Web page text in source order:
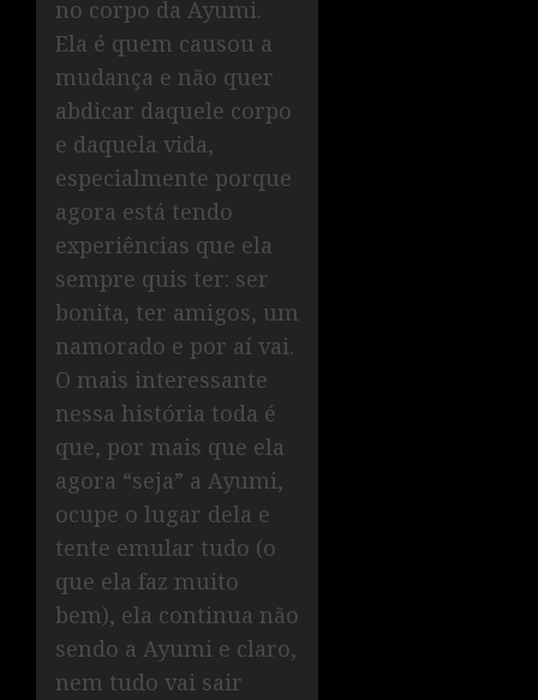
no corpo da Ayumi.
Ela é quem causou a
mudança e não quer
abdicar daquele corpo
e daquela vida,
especialmente porque
agora está tendo
experiências que ela
sempre quis ter: ser
bonita, ter amigos, um
namorado e por aí vai.
O mais interessante
nessa história toda é
que, por mais que ela
agora “seja” a Ayumi,
ocupe o lugar dela e
tente emular tudo (o
que ela faz muito
bem), ela continua não
sendo a Ayumi e claro,
nem tudo vai sair